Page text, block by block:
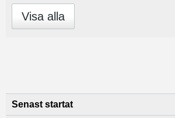
Visa alla
Senast startat